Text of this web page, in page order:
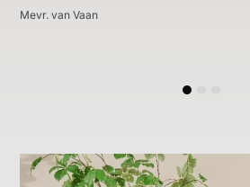
Mevr. van Vaan